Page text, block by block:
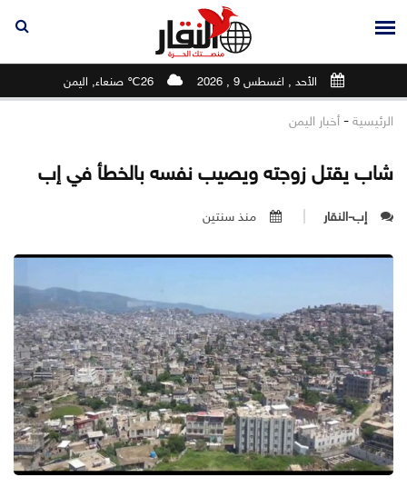
الأحد , اغسطس 9 , 2026 26℃ صنعاء, اليمن
الرئيسية - أخبار اليمن
شاب يقتل زوجته ويصيب نفسه بالخطأ في إب
إب-النقار منذ سنتين